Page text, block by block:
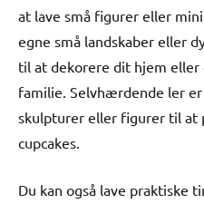
at lave små figurer eller
egne små landskaber eller
til at dekorere dit hjem eller
familie. Selvhærdende ler
skulpturer eller figurer til at
cupcakes.
Du kan også lave praktiske